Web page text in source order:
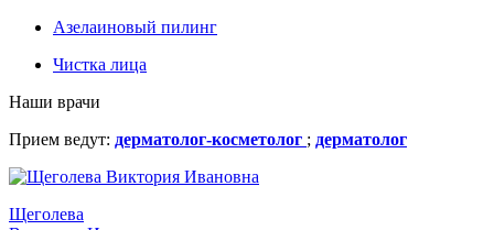
Азелаиновый пилинг
Чистка лица
Наши врачи
Прием ведут: дерматолог-косметолог ; дерматолог
Щеголева